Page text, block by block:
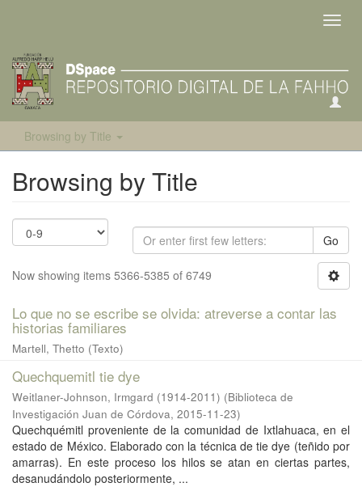
Browsing by Title
Browsing by Title
Go
Now showing items 5366-5385 of 6749
Lo que no se escribe se olvida: atreverse a contar las
historias familiares
Martell, Thetto (Texto)
Quechquemitl tie dye
Weitlaner-Johnson, Irmgard (1914-2011) (Biblioteca de
Investigación Juan de Córdova, 2015-11-23)
Quechquémitl proveniente de la comunidad de Ixtlahuaca, en el
estado de México. Elaborado con la técnica de tie dye (teñido por
amarras). En este proceso los hilos se atan en ciertas partes,
desanudándolo posteriormente, ...